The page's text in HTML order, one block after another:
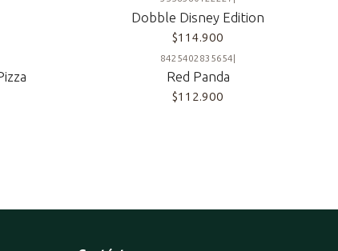
Dobble Disney Edition
$114.900
8425402835654|
Red Panda
$112.900